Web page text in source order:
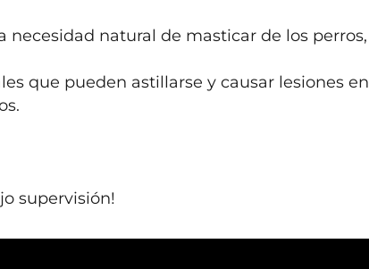
necesidad natural de masticar de los perros,
que pueden astillarse y causar lesiones en
supervisión!